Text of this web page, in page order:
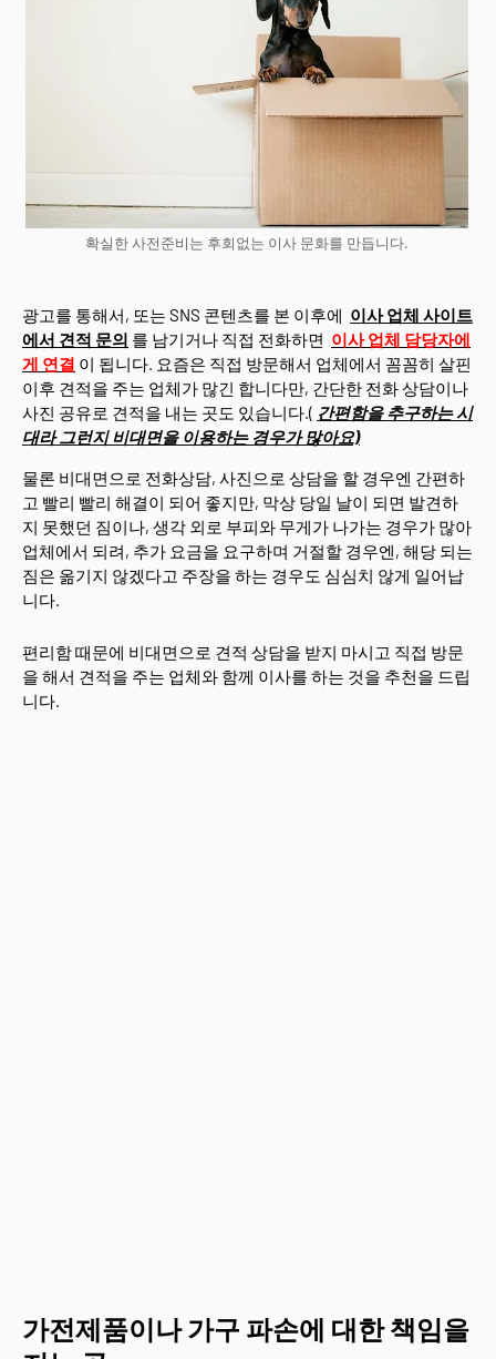
확실한 사전준비는 후회없는 이사 문화를 만듭니다.
광고를 통해서, 또는 SNS 콘텐츠를 본 이후에 이사 업체 사이트
에서 견적 문의 를 남기거나 직접 전화하면 이사 업체 담당자에
게 연결 이 됩니다. 요즘은 직접 방문해서 업체에서 꼼꼼히 살핀
이후 견적을 주는 업체가 많긴 합니다만, 간단한 전화 상담이나
사진 공유로 견적을 내는 곳도 있습니다.( 간편함을 추구하는 시
대라 그런지 비대면을 이용하는 경우가 많아요)
물론 비대면으로 전화상담, 사진으로 상담을 할 경우엔 간편하
고 빨리 빨리 해결이 되어 좋지만, 막상 당일 날이 되면 발견하
지 못했던 짐이나, 생각 외로 부피와 무게가 나가는 경우가 많아
업체에서 되려, 추가 요금을 요구하며 거절할 경우엔, 해당 되는
짐은 옮기지 않겠다고 주장을 하는 경우도 심심치 않게 일어납
니다.
편리함 때문에 비대면으로 견적 상담을 받지 마시고 직접 방문
을 해서 견적을 주는 업체와 함께 이사를 하는 것을 추천을 드립
니다.
가전제품이나 가구 파손에 대한 책임을